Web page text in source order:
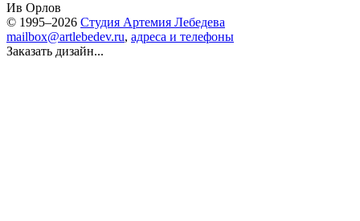
Ив Орлов
© 1995–2026 Студия Артемия Лебедева
mailbox@artlebedev.ru, адреса и телефоны
Заказать дизайн...